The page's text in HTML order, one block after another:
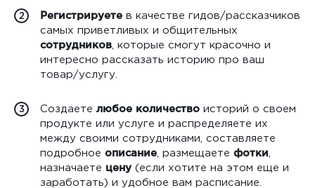
2 Регистрируете в качестве гидов/рассказчиков
самых приветливых и общительных
сотрудников , которые смогут красочно и
интересно рассказать историю про ваш
товар/услугу.
3 Создаете любое количество историй о своем
продукте или услуге и распределяете их
между своими сотрудниками, составляете
подробное описание , размещаете фотки
назначаете цену (если хотите на этом еще и
заработать) и удобное вам расписание.